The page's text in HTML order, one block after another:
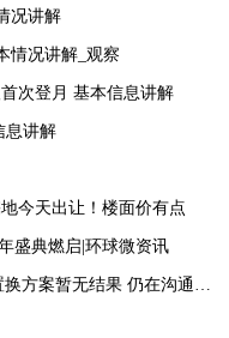
况讲解
情况讲解_观察
次登月 基本信息讲解
息讲解
今天出让！楼面价有点
盛典燃启|环球微资讯
结果 仍在沟通过程中|环球观点